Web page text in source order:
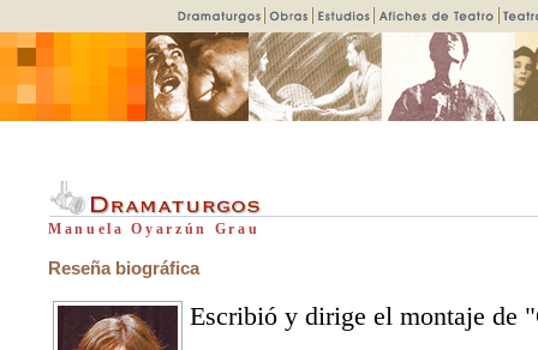
Manuela Oyarzún Grau
Reseña biográfica
Escribió y dirige el montaje de